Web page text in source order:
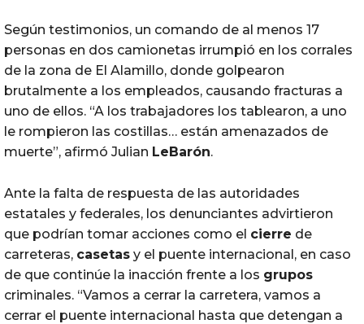
Según testimonios, un comando de al menos 17
personas en dos camionetas irrumpió en los corrales
de la zona de El Alamillo, donde golpearon
brutalmente a los empleados, causando fracturas a
uno de ellos. “A los trabajadores los tablearon, a uno
le rompieron las costillas… están amenazados de
muerte”, afirmó Julian LeBarón.
Ante la falta de respuesta de las autoridades
estatales y federales, los denunciantes advirtieron
que podrían tomar acciones como el cierre de
carreteras, casetas y el puente internacional, en caso
de que continúe la inacción frente a los grupos
criminales. “Vamos a cerrar la carretera, vamos a
cerrar el puente internacional hasta que detengan a